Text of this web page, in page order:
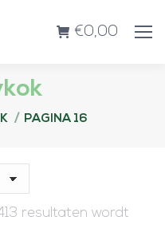
€0,00
PAGINA 16
resultaten wordt